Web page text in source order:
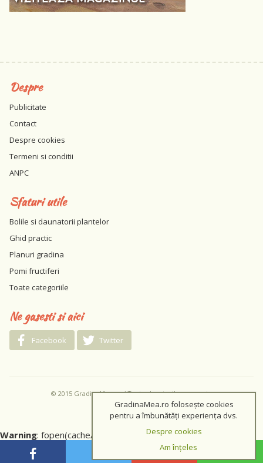
Despre
Publicitate
Contact
Despre cookies
Termeni si conditii
ANPC
Sfaturi utile
Bolile si daunatorii plantelor
Ghid practic
Planuri gradina
Pomi fructiferi
Toate categoriile
Ne gasesti si aici
Facebook Twitter
© 2015 GradinaMea.ro / Toate drepturile rezervate
Warning: fopen(cache/f07b78a3ca8d350ce2bf850bc525da04)
function.fopen
]: failed to open stream: No such file or directory
GradinaMea.ro folosește cookies
pentru a îmbunătăți experiența dvs.
Despre cookies
Am înțeles